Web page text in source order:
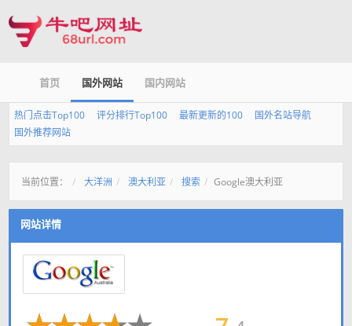
首页 国外网站 国内网站
热门点击Top100 评分排行Top100 最新更新的100
国外名站导航
国外推荐网站
当前位置： 大洋洲 澳大利亚 搜索 Google澳大利亚
网站详情